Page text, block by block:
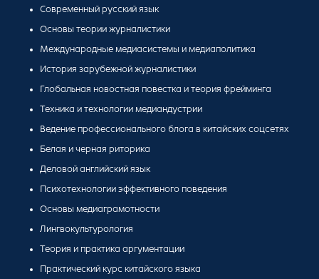
Современный русский язык
Основы теории журналистики
Международные медиасистемы и медиаполитика
История зарубежной журналистики
Глобальная новостная повестка и теория фрейминга
Техника и технологии медиандустрии
Ведение профессионального блога в китайских соцсетях
Белая и черная риторика
Деловой английский язык
Психотехнологии эффективного поведения
Основы медиаграмотности
Лингвокультурология
Теория и практика аргументации
Практический курс китайского языка